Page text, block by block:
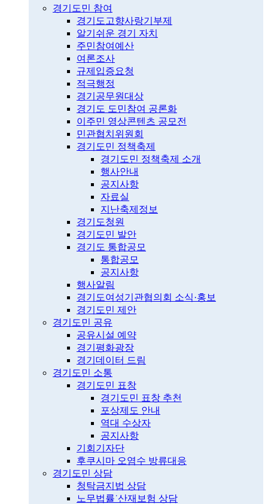
경기도민 참여
경기도고향사랑기부제
알기쉬운 경기 자치
주민참여예산
여론조사
규제입증요청
적극행정
경기공무원대상
경기도 도민참여 공론화
이주민 영상콘텐츠 공모전
민관협치위원회
경기도민 정책축제
경기도민 정책축제 소개
행사안내
공지사항
자료실
지난축제정보
경기도청원
경기도민 발안
경기도 통합공모
통합공모
공지사항
행사알림
경기도여성기관협의회 소식·홍보
경기도민 제안
경기도민 공유
공유시설 예약
경기평화광장
경기데이터 드림
경기도민 소통
경기도민 표창
경기도민 표창 추천
포상제도 안내
역대 수상자
공지사항
기회기자단
후쿠시마 오염수 방류대응
경기도민 상담
청탁금지법 상담
노무법률˙산재보험 상담